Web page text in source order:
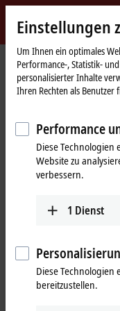
Beckhoff
-
New
Automation
Technology
StartseiteUnternehmen
Mit Klick auf
Einstellung zur
Vimeo
25.11.2019
Einstellungen
Um Ihnen ein optimales
Performance-, Statistik-
personalisierter Inhalte
Ihren Rechten als Benutzer
Performance
Diese
Website zu
verbessern.
1 Dienst
Diese
bereitzustellen.